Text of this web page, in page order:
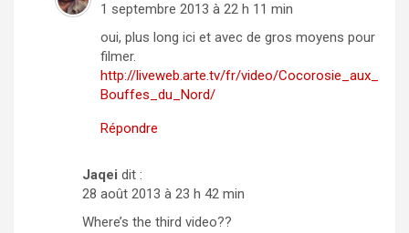
1 septembre 2013 à 22 h 11 min
oui, plus long ici et avec de gros moyens pour
filmer.
http://liveweb.arte.tv/fr/video/Cocorosie_aux_
Bouffes_du_Nord/
Répondre
Jaqei dit :
28 août 2013 à 23 h 42 min
Where’s the third video??